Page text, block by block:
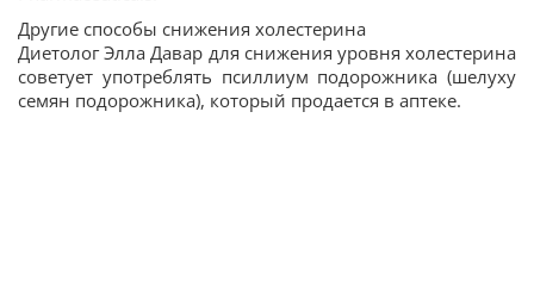
Другие способы снижения холестерина
Диетолог Элла Давар для снижения уровня холестерина
советует употреблять псиллиум подорожника (шелуху
семян подорожника), который продается в аптеке.